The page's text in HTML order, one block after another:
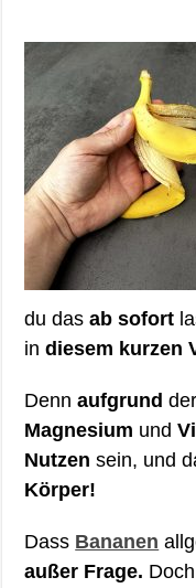
du dasab sofort
indiesem kurzen
Dennaufgrund der
Magnesium und
Nutzen sein, und
Körper!
Dass Bananen
außer Frage.